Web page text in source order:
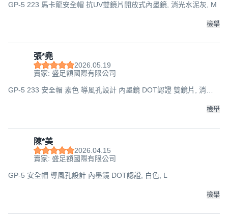
GP-5 223 馬卡龍安全帽 抗UV雙鏡片開放式內墨鏡, 消光水泥灰, M
檢舉
張*堯
2026.05.19
賣家: 盛足額國際有限公司
GP-5 233 安全帽 素色 導風孔設計 內墨鏡 DOT認證 雙鏡片, 消光
檢舉
陳*美
2026.04.15
賣家: 盛足額國際有限公司
GP-5 安全帽 導風孔設計 內墨鏡 DOT認證, 白色, L
檢舉